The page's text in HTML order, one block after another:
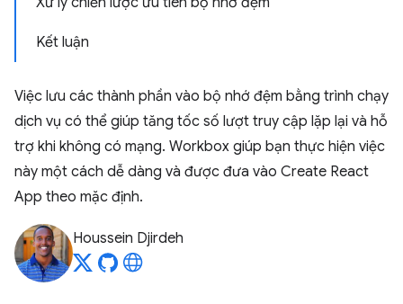
Kết luận
Việc lưu các thành phần vào bộ nhớ đệm bằng trình chạy
dịch vụ có thể giúp tăng tốc số lượt truy cập lặp lại và hỗ
trợ khi không có mạng. Workbox giúp bạn thực hiện việc
này một cách dễ dàng và được đưa vào Create React
App theo mặc định.
Houssein Djirdeh